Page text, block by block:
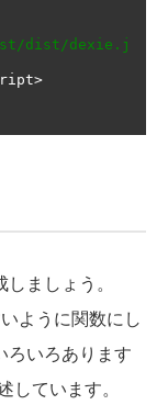
dist/dexie.j
>
ましょう。
ように関数にし
ろいろあります
ています。